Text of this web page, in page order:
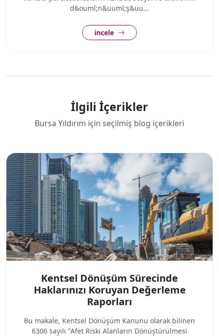
d&ouml;n&uuml;ş&uu...
incele
İlgili İçerikler
Bursa Yıldırım için seçilmiş blog içerikleri
Kentsel Dönüşüm Sürecinde
Haklarınızı Koruyan Değerleme
Raporları
Bu makale, Kentsel Dönüşüm Kanunu olarak bilinen
6306 sayılı "Afet Riski Alanların Dönüştürülmesi